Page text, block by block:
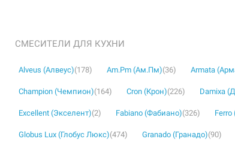
СМЕСИТЕЛИ ДЛЯ КУХНИ
Alveus (Алвеус)(178) Am.Pm (Ам.Пм)(36) Armata
Champion (Чемпион)(164) Cron (Крон)(226) Damixa
Excellent (Экселент)(2) Fabiano (Фабиано)(326) Ferro
Globus Lux (Глобус Люкс)(474) Granado (Гранадо)(90)